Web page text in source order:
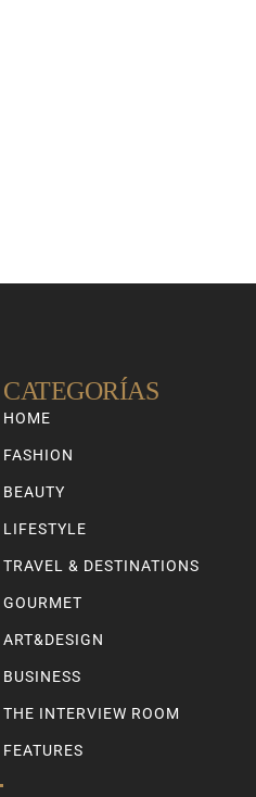
CATEGORÍAS
HOME
FASHION
BEAUTY
LIFESTYLE
TRAVEL & DESTINATIONS
GOURMET
ART&DESIGN
BUSINESS
THE INTERVIEW ROOM
FEATURES